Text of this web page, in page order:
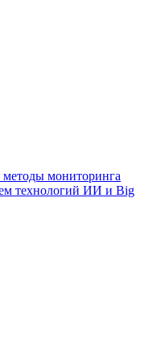
мониторинга
технологий ИИ и Big